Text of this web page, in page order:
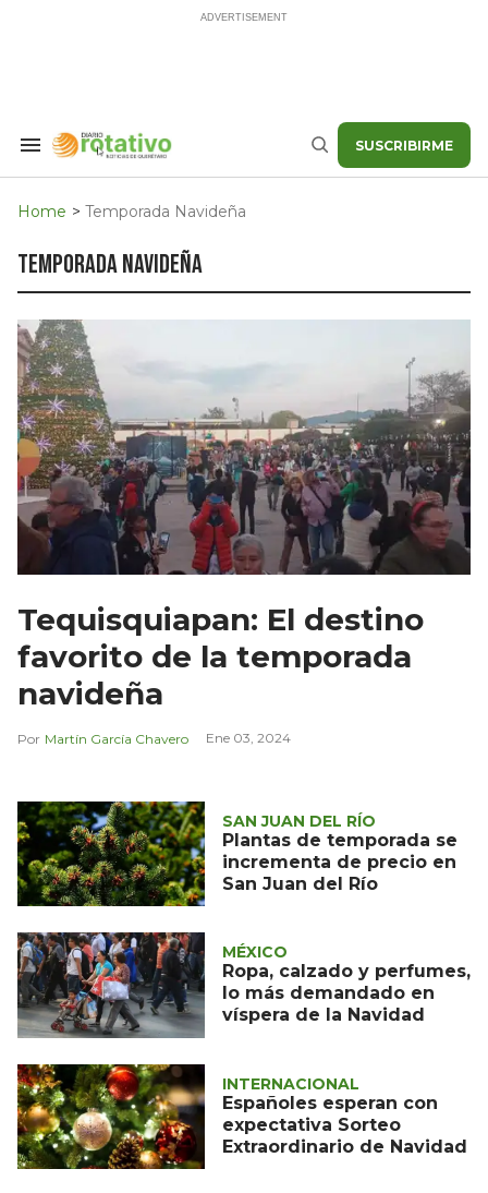
Search
Navigation
Buscar SUSCRIBIRME
Home > Temporada Navideña
temporada navideña
Tequisquiapan: El destino
favorito de la temporada
navideña
Martín García Chavero Ene 03, 2024
SAN JUAN DEL RÍO
Plantas de temporada se
incrementa de precio en
San Juan del Río
MÉXICO
Ropa, calzado y perfumes,
lo más demandado en
víspera de la Navidad
INTERNACIONAL
Españoles esperan con
expectativa Sorteo
Extraordinario de Navidad